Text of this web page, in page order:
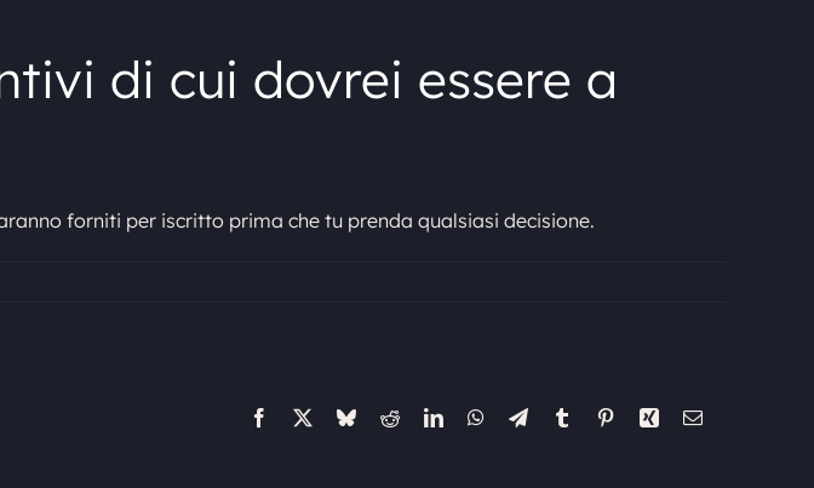
di cui dovrei essere a
forniti per iscritto prima che tu prenda qualsiasi decisione.
Facebook BlueskyRedditLinkedInWhatsApp
TelegramTumblr PinterestXing Email